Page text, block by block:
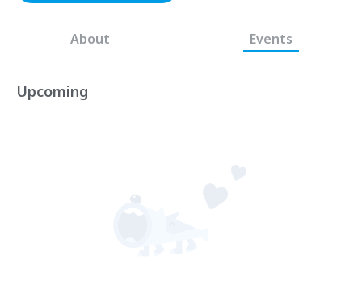
About Events
Upcoming